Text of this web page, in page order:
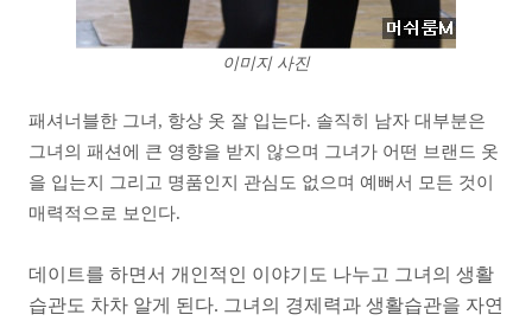
이미지 사진
패셔너블한 그녀, 항상 옷 잘 입는다. 솔직히 남자 대부분은
그녀의 패션에 큰 영향을 받지 않으며 그녀가 어떤 브랜드 옷
을 입는지 그리고 명품인지 관심도 없으며 예뻐서 모든 것이
매력적으로 보인다.
데이트를 하면서 개인적인 이야기도 나누고 그녀의 생활
습관도 차차 알게 된다. 그녀의 경제력과 생활습관을 자연